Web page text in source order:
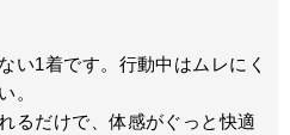
い1着です。行動中はムレにく
。
るだけで、体感がぐっと快適